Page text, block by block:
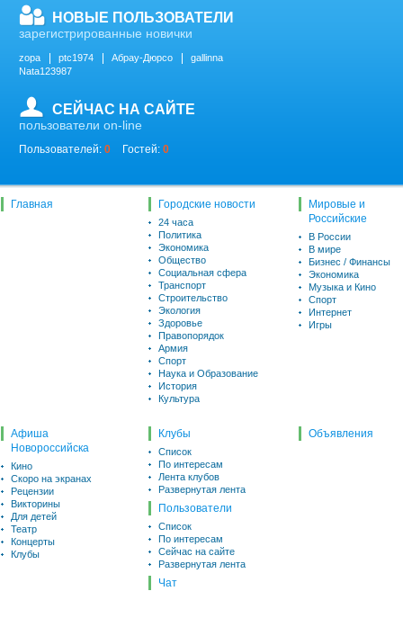
НОВЫЕ ПОЛЬЗОВАТЕЛИ
зарегистрированные новички
zopa ptc1974 Абрау-Дюрсо
gallinna
Nata123987
СЕЙЧАС НА САЙТЕ
пользователи on-line
Пользователей: 0 Гостей: 0
Главная Городские новости
24 часа
Политика
Экономика
Общество
Социальная сфера
Транспорт
Строительство
Экология
Здоровье
Правопорядок
Армия
Спорт
Наука и Образование
История
Культура
Мировые и
Российские
В России
В мире
Бизнес / Финансы
Экономика
Музыка и Кино
Спорт
Интернет
Игры
Афиша
Новороссийска
Кино
Скоро на экранах
Рецензии
Викторины
Для детей
Театр
Концерты
Клубы
Клубы
Список
По интересам
Лента клубов
Развернутая лента
Пользователи
Список
По интересам
Сейчас на сайте
Развернутая лента
Чат
Объявления